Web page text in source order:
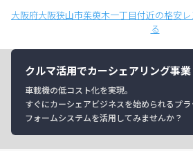
大阪府大阪狭山市茱萸木一丁目付近の格安
る
クルマ活用でカーシェアリング事業
車載機の低コスト化を実現。
すぐにカーシェアビジネスを始められるプラ
フォームシステムを活用してみませんか？